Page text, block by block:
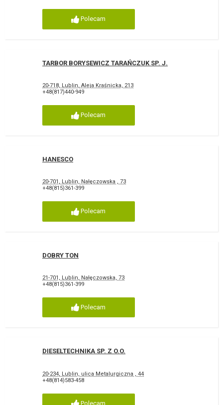
Polecam
TARBOR BORYSEWICZ TARAŃCZUK SP. J.
20-718, Lublin, Aleja Kraśnicka, 213
+48(817)440-949
Polecam
HANESCO
20-701, Lublin, Nałęczowska , 73
+48(815)361-399
Polecam
DOBRY TON
21-701, Lublin, Nałęczowska, 73
+48(815)361-399
Polecam
DIESELTECHNIKA SP. Z O.O.
20-234, Lublin, ulica Metalurgiczna , 44
+48(814)583-458
Polecam